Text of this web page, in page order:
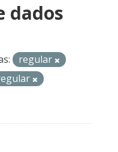
dados
regular